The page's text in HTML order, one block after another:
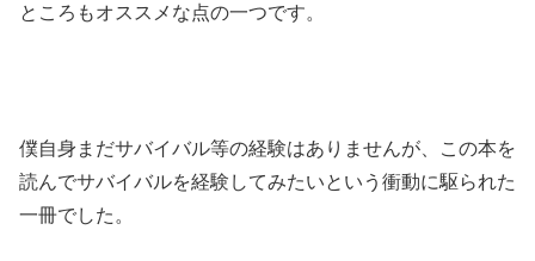
ところもオススメな点の一つです。
僕自身まだサバイバル等の経験はありませんが、この本を
読んでサバイバルを経験してみたいという衝動に駆られた
一冊でした。